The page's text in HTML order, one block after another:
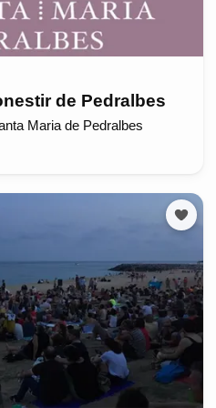
de Pedralbes
Maria de Pedralbes